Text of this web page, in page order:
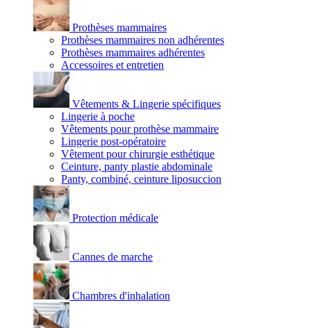
Prothèses mammaires
Prothèses mammaires non adhérentes
Prothèses mammaires adhérentes
Accessoires et entretien
Vêtements & Lingerie spécifiques
Lingerie à poche
Vêtements pour prothèse mammaire
Lingerie post-opératoire
Vêtement pour chirurgie esthétique
Ceinture, panty plastie abdominale
Panty, combiné, ceinture liposuccion
Protection médicale
Cannes de marche
Chambres d'inhalation